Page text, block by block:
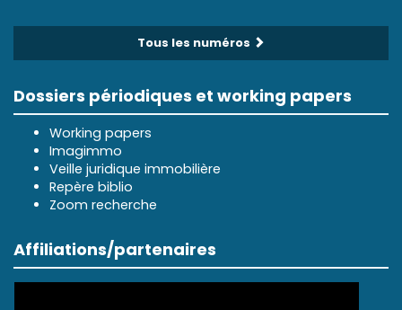
Tous les numéros
Dossiers périodiques et working papers
Working papers
Imagimmo
Veille juridique immobilière
Repère biblio
Zoom recherche
Affiliations/partenaires